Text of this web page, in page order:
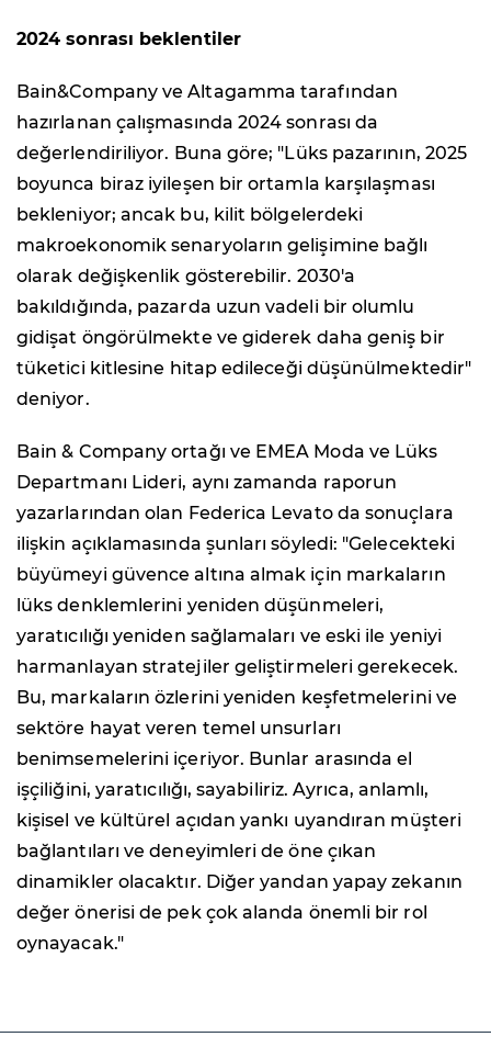
2024 sonrası beklentiler
Bain&Company ve Altagamma tarafından
hazırlanan çalışmasında 2024 sonrası da
değerlendiriliyor. Buna göre; "Lüks pazarının, 2025
boyunca biraz iyileşen bir ortamla karşılaşması
bekleniyor; ancak bu, kilit bölgelerdeki
makroekonomik senaryoların gelişimine bağlı
olarak değişkenlik gösterebilir. 2030'a
bakıldığında, pazarda uzun vadeli bir olumlu
gidişat öngörülmekte ve giderek daha geniş bir
tüketici kitlesine hitap edileceği düşünülmektedir"
deniyor.
Bain & Company ortağı ve EMEA Moda ve Lüks
Departmanı Lideri, aynı zamanda raporun
yazarlarından olan Federica Levato da sonuçlara
ilişkin açıklamasında şunları söyledi: "Gelecekteki
büyümeyi güvence altına almak için markaların
lüks denklemlerini yeniden düşünmeleri,
yaratıcılığı yeniden sağlamaları ve eski ile yeniyi
harmanlayan stratejiler geliştirmeleri gerekecek.
Bu, markaların özlerini yeniden keşfetmelerini ve
sektöre hayat veren temel unsurları
benimsemelerini içeriyor. Bunlar arasında el
işçiliğini, yaratıcılığı, sayabiliriz. Ayrıca, anlamlı,
kişisel ve kültürel açıdan yankı uyandıran müşteri
bağlantıları ve deneyimleri de öne çıkan
dinamikler olacaktır. Diğer yandan yapay zekanın
değer önerisi de pek çok alanda önemli bir rol
oynayacak."